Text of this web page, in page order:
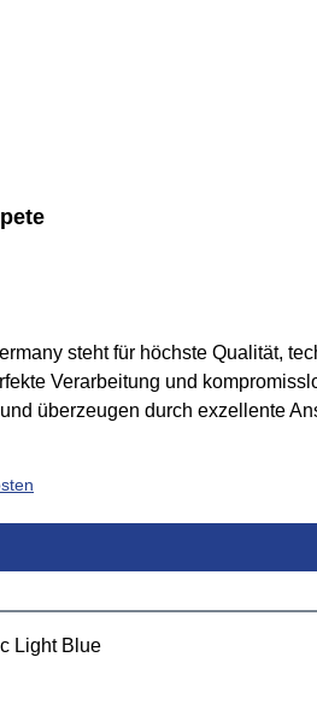
steht für höchste Qualität,
Verarbeitung und
überzeugen durch exzellente
Präzise gesteuerte Prozesse
GEWA Germany seine
mmBohrung: 11,68 mmVentile:
Mundstück und GEWA